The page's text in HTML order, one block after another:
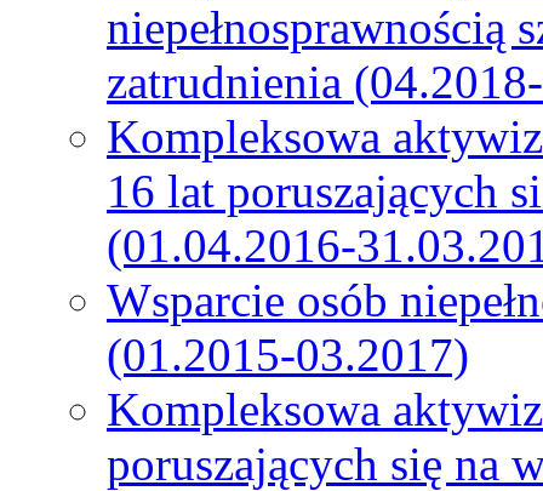
niepełnosprawnością
zatrudnienia
Kompleksowa
16 lat poruszających
(01.04.2016-
Wsparcie osób
(01.2015-03.2017)
Kompleksowa
poruszających się na